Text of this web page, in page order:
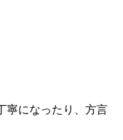
寧になったり、方言